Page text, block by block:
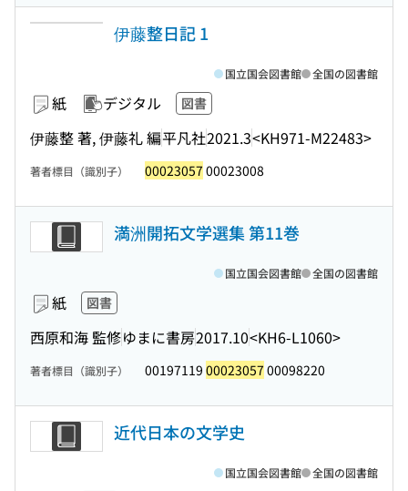
伊藤整日記 1
紙 デジタル 図書
伊藤整 著, 伊藤礼 編平凡社2021.3<KH971-M22483>
国立国会図書館 全国の図書館
著者標目（識別子） 00023057 00023008
満洲開拓文学選集 第11巻
紙 図書
西原和海 監修ゆまに書房2017.10<KH6-L1060>
国立国会図書館 全国の図書館
著者標目（識別子） 00197119 00023057 00098220
近代日本の文学史
国立国会図書館 全国の図書館